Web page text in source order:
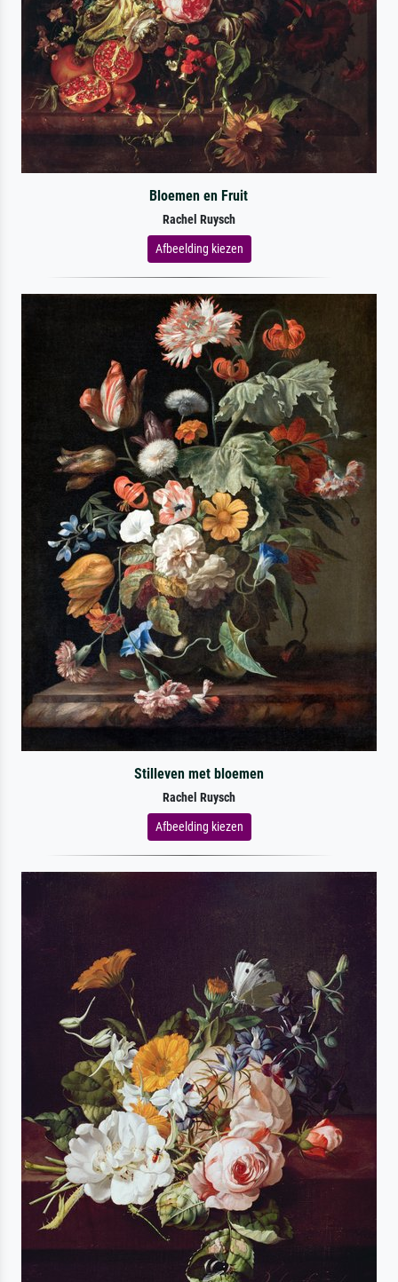
Bloemen en Fruit
Rachel Ruysch
Afbeelding kiezen
Stilleven met bloemen
Rachel Ruysch
Afbeelding kiezen